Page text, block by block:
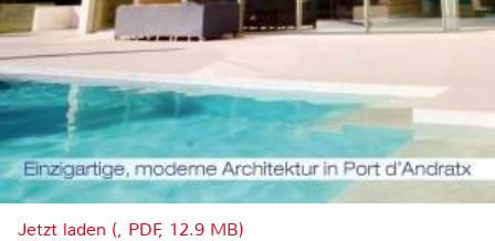
Jetzt laden (, PDF, 12.9 MB)